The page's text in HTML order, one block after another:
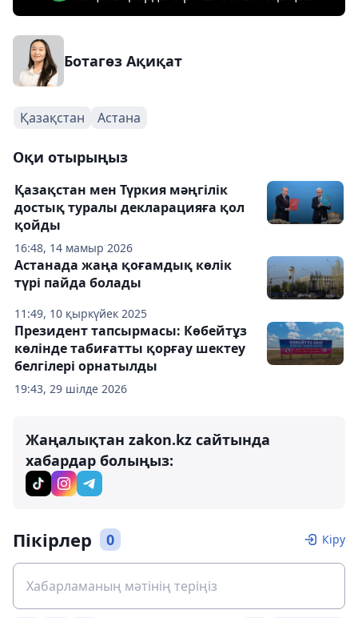
Ботагөз Ақиқат
Қазақстан Астана
Оқи отырыңыз
16:48, 14 мамыр 2026
Қазақстан мен Түркия мәңгілік
достық туралы декларацияға қол
қойды
11:49, 10 қыркүйек 2025
Астанада жаңа қоғамдық көлік
түрі пайда болады
19:43, 29 шілде 2026
Президент тапсырмасы: Көбейтұз
көлінде табиғатты қорғау шектеу
белгілері орнатылды
Жаңалықтан zakon.kz сайтында
хабардар болыңыз:
Пікірлер 0 Кіру